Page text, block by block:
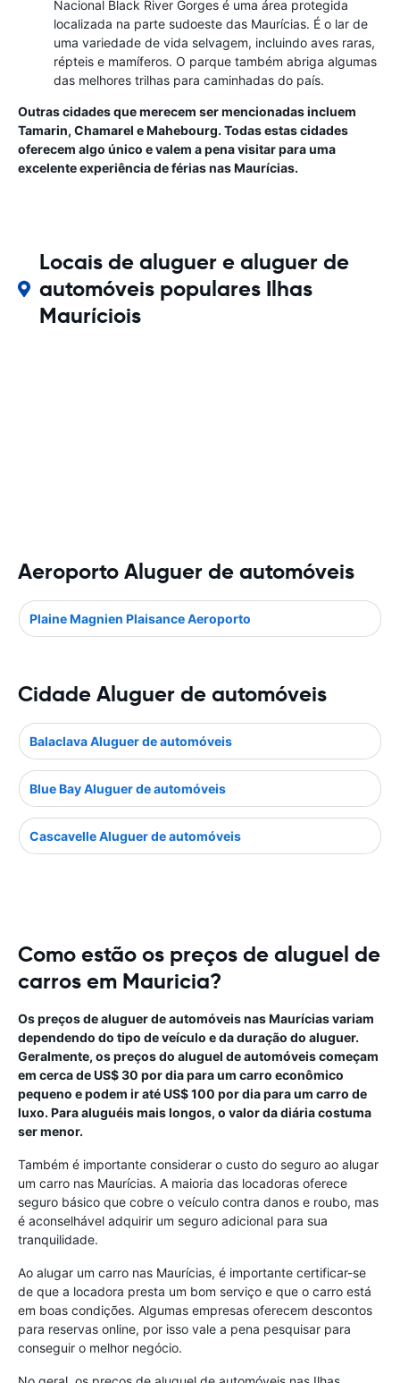
Nacional Black River Gorges é uma área protegida
localizada na parte sudoeste das Maurícias. É o lar de
uma variedade de vida selvagem, incluindo aves raras,
répteis e mamíferos. O parque também abriga algumas
das melhores trilhas para caminhadas do país.
Outras cidades que merecem ser mencionadas incluem
Tamarin, Chamarel e Mahebourg. Todas estas cidades
oferecem algo único e valem a pena visitar para uma
excelente experiência de férias nas Maurícias.
Locais de aluguer e aluguer de
automóveis populares Ilhas
Mauríciois
Aeroporto Aluguer de automóveis
Plaine Magnien Plaisance Aeroporto
Cidade Aluguer de automóveis
Balaclava Aluguer de automóveis
Blue Bay Aluguer de automóveis
Cascavelle Aluguer de automóveis
Como estão os preços de aluguel de
carros em Mauricia?
Os preços de aluguer de automóveis nas Maurícias variam
dependendo do tipo de veículo e da duração do aluguer.
Geralmente, os preços do aluguel de automóveis começam
em cerca de US$ 30 por dia para um carro econômico
pequeno e podem ir até US$ 100 por dia para um carro de
luxo. Para aluguéis mais longos, o valor da diária costuma
ser menor.
Também é importante considerar o custo do seguro ao alugar
um carro nas Maurícias. A maioria das locadoras oferece
seguro básico que cobre o veículo contra danos e roubo, mas
é aconselhável adquirir um seguro adicional para sua
tranquilidade.
Ao alugar um carro nas Maurícias, é importante certificar-se
de que a locadora presta um bom serviço e que o carro está
em boas condições. Algumas empresas oferecem descontos
para reservas online, por isso vale a pena pesquisar para
conseguir o melhor negócio.